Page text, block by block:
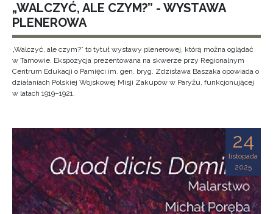
„WALCZYĆ, ALE CZYM?” - WYSTAWA
PLENEROWA
„Walczyć, ale czym?” to tytuł wystawy plenerowej, którą można oglądać
w Tarnowie. Ekspozycja prezentowana na skwerze przy Regionalnym
Centrum Edukacji o Pamięci im. gen. bryg. Zdzisława Baszaka opowiada o
działaniach Polskiej Wojskowej Misji Zakupów w Paryżu, funkcjonującej
w latach 1919–1921.
24
listopada
2025